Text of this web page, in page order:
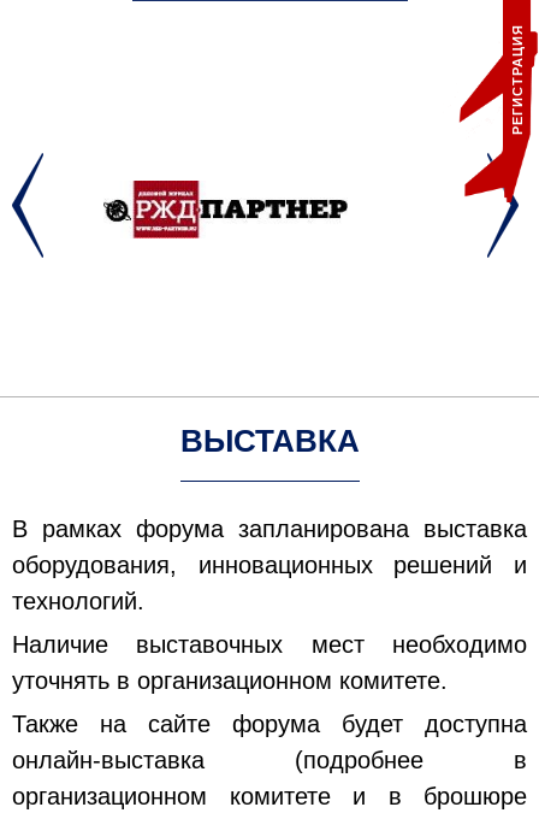
РЕГИСТРАЦИЯ
ВЫСТАВКA
В рамках форума запланирована выставка
оборудования, инновационных решений и
технологий.
Наличие выставочных мест необходимо
уточнять в организационном комитете.
Также на сайте форума будет доступна
онлайн-выставка (подробнее в
организационном комитете и в брошюре